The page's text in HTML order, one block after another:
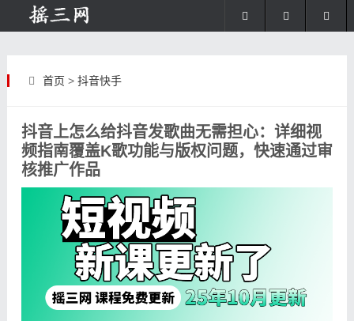
首页 > 抖音快手
抖音上怎么给抖音发歌曲无需担心：详细视
频指南覆盖K歌功能与版权问题，快速通过审
核推广作品